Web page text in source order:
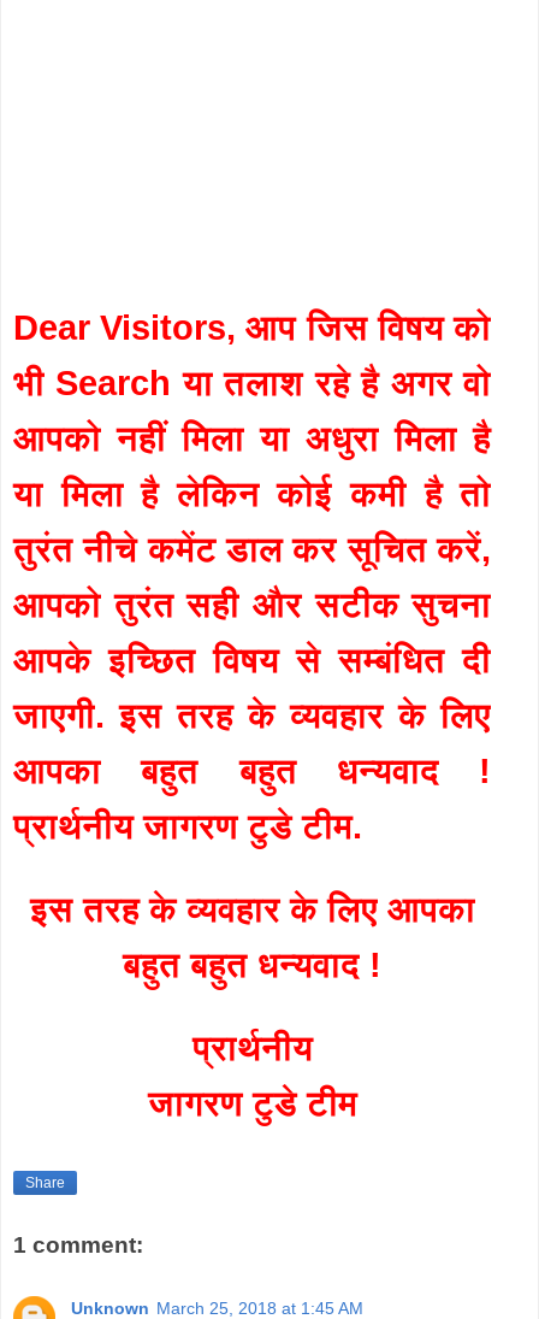
Dear Visitors, आप जिस विषय को
भी Search या तलाश रहे है अगर वो
आपको नहीं मिला या अधुरा मिला है
या मिला है लेकिन कोई कमी है तो
तुरंत नीचे कमेंट डाल कर सूचित करें,
आपको तुरंत सही और सटीक सुचना
आपके इच्छित विषय से सम्बंधित दी
जाएगी. इस तरह के व्यवहार के लिए
आपका बहुत बहुत धन्यवाद !
प्रार्थनीय जागरण टुडे टीम.
इस तरह के व्यवहार के लिए आपका
बहुत बहुत धन्यवाद !
प्रार्थनीय
जागरण टुडे टीम
Share
1 comment:
Unknown March 25, 2018 at 1:45 AM